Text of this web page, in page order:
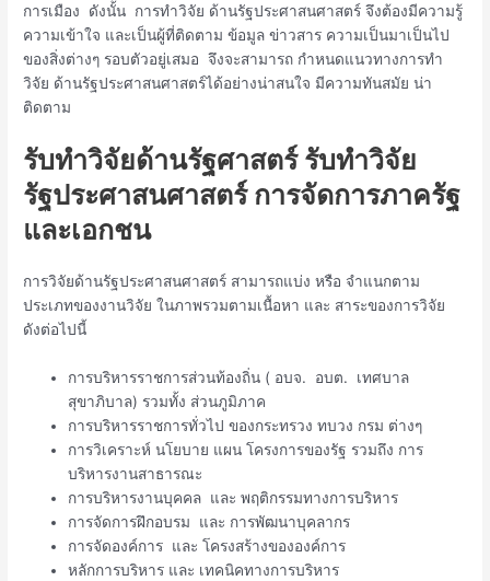
การเมือง ดังนั้น การทำวิจัย ด้านรัฐประศาสนศาสตร์ จึงต้องมีความรู้
ความเข้าใจ และเป็นผู้ที่ติดตาม ข้อมูล ข่าวสาร ความเป็นมาเป็นไป
ของสิ่งต่างๆ รอบตัวอยู่เสมอ จึงจะสามารถ กำหนดแนวทางการทำ
วิจัย ด้านรัฐประศาสนศาสตร์ได้อย่างน่าสนใจ มีความทันสมัย น่า
ติดตาม
รับทำวิจัยด้านรัฐศาสตร์ รับทำวิจัย
รัฐประศาสนศาสตร์ การจัดการภาครัฐ
และเอกชน
การวิจัยด้านรัฐประศาสนศาสตร์ สามารถแบ่ง หรือ จำแนกตาม
ประเภทของงานวิจัย ในภาพรวมตามเนื้อหา และ สาระของการวิจัย
ดังต่อไปนี้
การบริหารราชการส่วนท้องถิ่น ( อบจ. อบต. เทศบาล
สุขาภิบาล) รวมทั้ง ส่วนภูมิภาค
การบริหารราชการทั่วไป ของกระทรวง ทบวง กรม ต่างๆ
การวิเคราะห์ นโยบาย แผน โครงการของรัฐ รวมถึง การ
บริหารงานสาธารณะ
การบริหารงานบุคคล และ พฤติกรรมทางการบริหาร
การจัดการฝึกอบรม และ การพัฒนาบุคลากร
การจัดองค์การ และ โครงสร้างขององค์การ
หลักการบริหาร และ เทคนิคทางการบริหาร